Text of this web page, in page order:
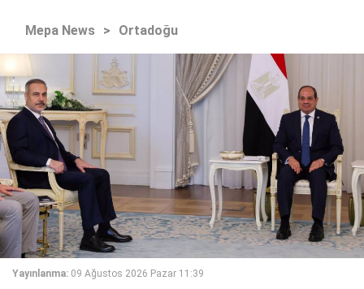
Mepa News > Ortadoğu
Yayınlanma: 09 Ağustos 2026 Pazar 11:39